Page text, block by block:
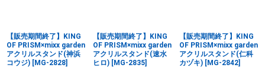
【販売期間終了】KING
OF PRISM×mixx garden
アクリルスタンド(神浜
コウジ) [MG-2828]
【販売期間終了】KING
OF PRISM×mixx garden
アクリルスタンド(速水
ヒロ) [MG-2835]
【販売期間終了】KING
OF PRISM×mixx garden
アクリルスタンド(仁科
カヅキ) [MG-2842]